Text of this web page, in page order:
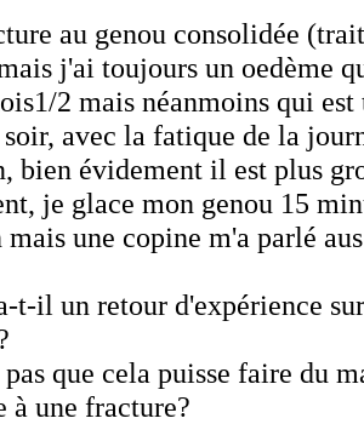
au genou consolidée
j'ai toujours un oedème
2 mais néanmoins qui
avec la fatique de la
bien évidement il est plus
je glace mon genou 15
une copine m'a parlé
t-il un retour d'expérience
pas que cela puisse faire du
à une fracture?